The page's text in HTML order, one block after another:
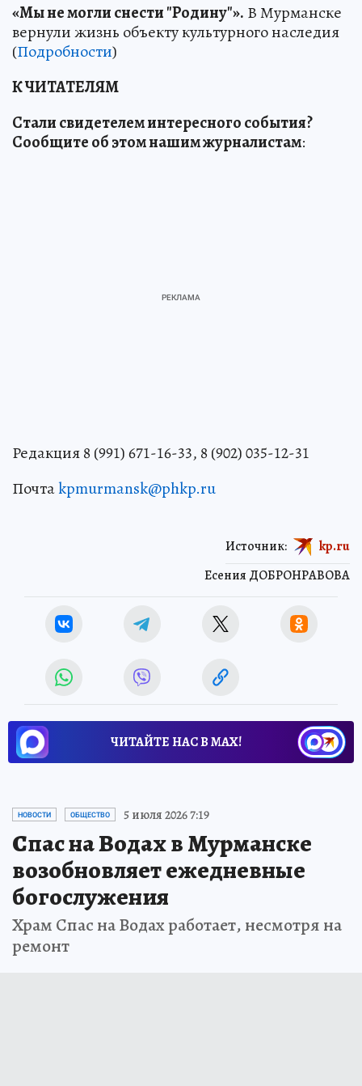
«Мы не могли снести "Родину"». В Мурманске
вернули жизнь объекту культурного наследия
(Подробности)
К ЧИТАТЕЛЯМ
Стали свидетелем интересного события?
Сообщите об этом нашим журналистам:
Редакция 8 (991) 671-16-33, 8 (902) 035-12-31
Почтаkpmurmansk@phkp.ru
Есения ДОБРОНРАВОВА
Источник: kp.ru
ЧИТАЙТЕ НАС В МАХ!
НОВОСТИ ОБЩЕСТВО 5 июля 2026 7:19
Спас на Водах в Мурманске
возобновляет ежедневные
богослужения
Храм Спас на Водах работает, несмотря на
ремонт